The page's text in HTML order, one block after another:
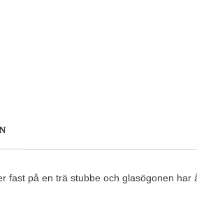
fast på en trä stubbe och glasögonen